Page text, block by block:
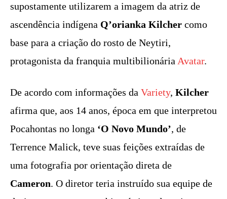
supostamente utilizarem a imagem da atriz de
ascendência indígena Q’orianka Kilcher como
base para a criação do rosto de Neytiri,
protagonista da franquia multibilionária Avatar.
De acordo com informações da Variety, Kilcher
afirma que, aos 14 anos, época em que interpretou
Pocahontas no longa ‘O Novo Mundo’, de
Terrence Malick, teve suas feições extraídas de
uma fotografia por orientação direta de
Cameron. O diretor teria instruído sua equipe de